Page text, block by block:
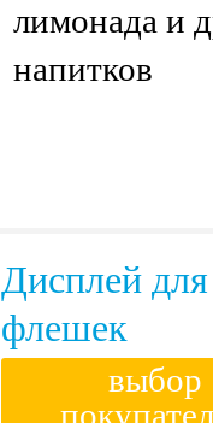
лимонада и
напитков
Дисплей
флешек
выбор